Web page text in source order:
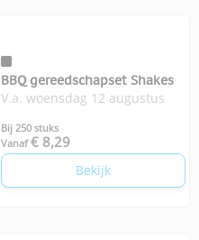
BBQ gereedschapset Shakes
V.a. woensdag 12 augustus
Bij 250 stuks
Vanaf € 8,29
Bekijk